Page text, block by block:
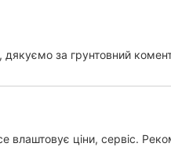
за грунтовний
влаштовує ціни, сервіс.